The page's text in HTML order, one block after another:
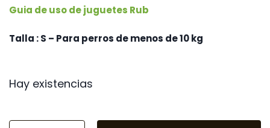
Guia de uso de juguetes Rub
Talla : S – Para perros de menos de 10 kg
Hay existencias